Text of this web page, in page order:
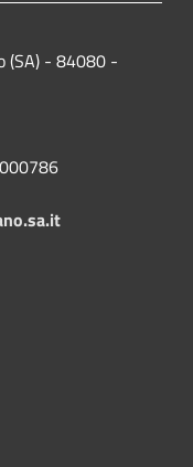
(SA) - 84080 -